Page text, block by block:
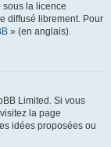
sous la licence
diffusé librement. Pour
» (en anglais).
Limited. Si vous
la page
idées proposées ou